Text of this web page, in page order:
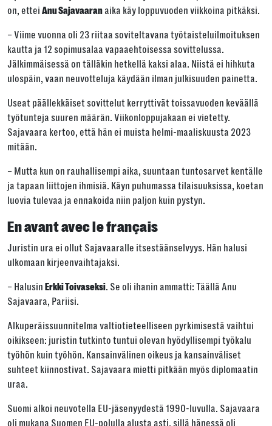
Tai kopioi linkki
Kopioi
on, ettei Anu Sajavaaran aika käy loppuvuoden viikkoina pitkäksi.
– Viime vuonna oli 23 riitaa soviteltavana työtaisteluilmoituksen
kautta ja 12 sopimusalaa vapaaehtoisessa sovittelussa.
Jälkimmäisessä on tälläkin hetkellä kaksi alaa. Niistä ei hihkuta
ulospäin, vaan neuvotteluja käydään ilman julkisuuden painetta.
Useat päällekkäiset sovittelut kerryttivät toissavuoden keväällä
työtunteja suuren määrän. Viikonloppujakaan ei vietetty.
Sajavaara kertoo, että hän ei muista helmi-maaliskuusta 2023
mitään.
– Mutta kun on rauhallisempi aika, suuntaan tuntosarvet kentälle
ja tapaan liittojen ihmisiä. Käyn puhumassa tilaisuuksissa, koetan
luovia tulevaa ja ennakoida niin paljon kuin pystyn.
En avant avec le français
Juristin ura ei ollut Sajavaaralle itsestäänselvyys. Hän halusi
ulkomaan kirjeenvaihtajaksi.
– Halusin Erkki Toivaseksi. Se oli ihanin ammatti: Täällä Anu
Sajavaara, Pariisi.
Alkuperäissuunnitelma valtiotieteelliseen pyrkimisestä vaihtui
oikikseen: juristin tutkinto tuntui olevan hyödyllisempi työkalu
työhön kuin työhön. Kansainvälinen oikeus ja kansainväliset
suhteet kiinnostivat. Sajavaara mietti pitkään myös diplomaatin
uraa.
Suomi alkoi neuvotella EU-jäsenyydestä 1990-luvulla. Sajavaara
oli mukana Suomen EU-polulla alusta asti, sillä hänessä oli